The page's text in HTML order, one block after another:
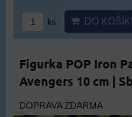
ks DO
Figurka POP Iron
Avengers 10 cm |
DOPRAVA ZDARMA